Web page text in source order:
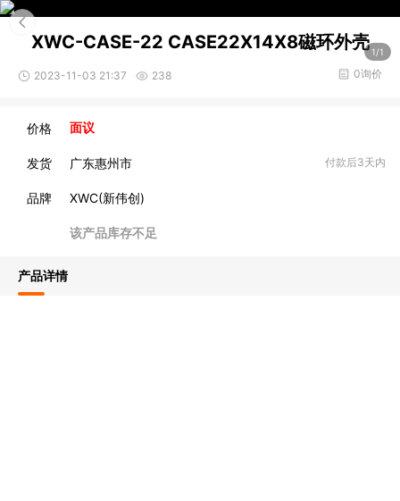
1/1
XWC-CASE-22 CASE22X14X8磁环外壳
2023-11-03 21:37 238 0询价
价格 面议
发货 广东惠州市 付款后3天内
品牌 XWC(新伟创)
该产品库存不足
产品详情